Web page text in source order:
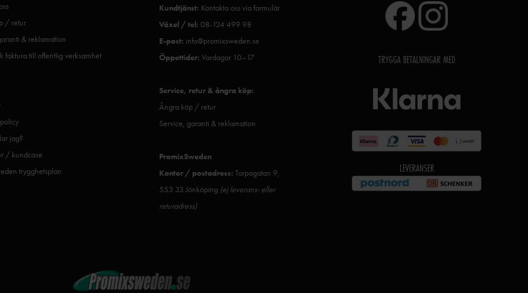
/ retur
& reklamation
faktura till offentlig verksamhet
jag?
/ kundcase
trygghetsplan
Kundtjänst: Kontakta oss via formulär
Växel / tel: 08-124 499 98
E-post: info@promixsweden.se
Öppettider: Vardagar 10–17
Service, retur & ångra köp:
Ångra köp / retur
Service, garanti & reklamation
PromixSweden
Kontor / postadress: Torpagatan 9,
553 33 Jönköping (ej leverans- eller
returadress)
TRYGGA BETALNINGAR MED
LEVERANSER